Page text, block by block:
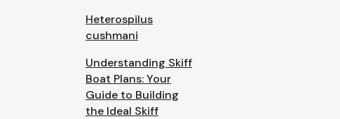
Heterospilus
cushmani
Understanding Skiff
Boat Plans: Your
Guide to Building
the Ideal Skiff